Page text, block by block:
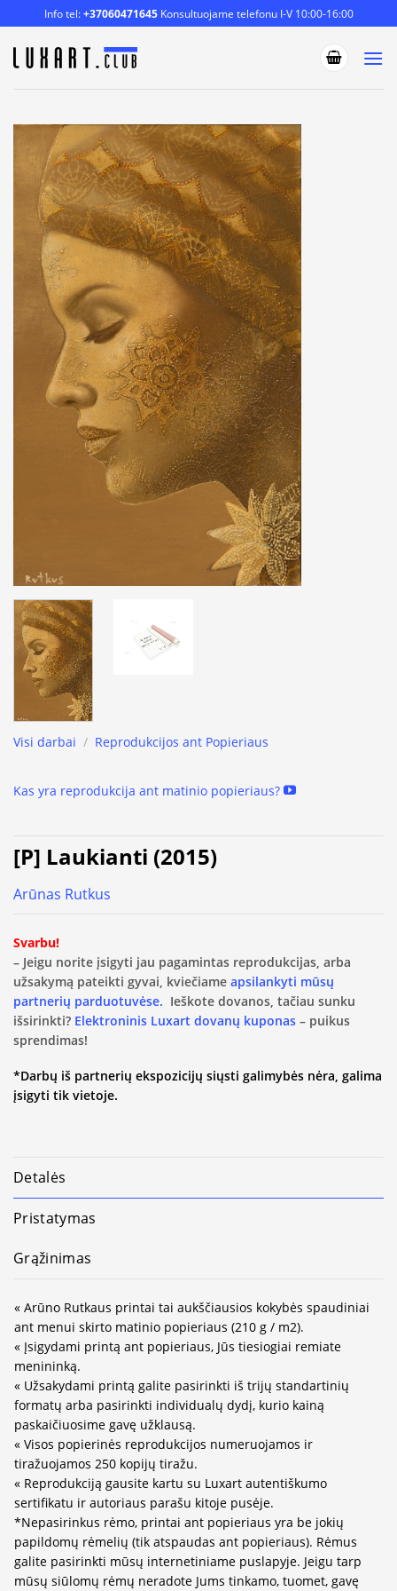
to
content
Info tel:+37060471645Konsultuojame telefonu I-V 10:00-16:00
Visi darbai / Reprodukcijos ant Popieriaus
Kas yra reprodukcija ant matinio popieriaus?
[P] Laukianti (2015)
Arūnas Rutkus
Svarbu!
– Jeigu norite įsigyti jau pagamintas reprodukcijas, arba
užsakymą pateikti gyvai, kviečiame apsilankyti mūsų
partnerių parduotuvėse. Ieškote dovanos, tačiau sunku
išsirinkti? Elektroninis Luxart dovanų kuponas – puikus
sprendimas!
*Darbų iš partnerių ekspozicijų siųsti galimybės nėra, galima
įsigyti tik vietoje.
Detalės
Pristatymas
Grąžinimas
« Arūno Rutkaus printai tai aukščiausios kokybės spaudiniai
ant menui skirto matinio popieriaus (210 g / m2).
« Įsigydami printą ant popieriaus, Jūs tiesiogiai remiate
menininką.
« Užsakydami printą galite pasirinkti iš trijų standartinių
formatų arba pasirinkti individualų dydį, kurio kainą
paskaičiuosime gavę užklausą.
« Visos popierinės reprodukcijos numeruojamos ir
tiražuojamos 250 kopijų tiražu.
« Reprodukciją gausite kartu su Luxart autentiškumo
sertifikatu ir autoriaus parašu kitoje pusėje.
*Nepasirinkus rėmo, printai ant popieriaus yra be jokių
papildomų rėmelių (tik atspaudas ant popieriaus). Rėmus
galite pasirinkti mūsų internetiniame puslapyje. Jeigu tarp
mūsų siūlomų rėmų neradote Jums tinkamo, tuomet, gavę